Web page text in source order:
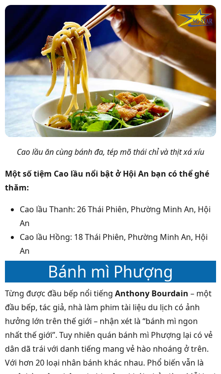
Cao lầu ăn cùng bánh đa, tép mõ thái chỉ và thịt xá xíu
Một số tiệm Cao lầu nổi bật ở Hội An bạn có thể ghé
thăm:
Cao lầu Thanh: 26 Thái Phiên, Phường Minh An, Hội
An
Cao lầu Hồng: 18 Thái Phiên, Phường Minh An, Hội
An
Bánh mì Phượng
Từng được đầu bếp nổi tiếng Anthony Bourdain – một
đầu bếp, tác giả, nhà làm phim tài liệu du lịch có ảnh
hưởng lớn trên thế giới – nhận xét là “bánh mì ngon
nhất thế giới”. Tuy nhiên quán bánh mì Phượng lại có vẻ
dân dã trái với danh tiếng mang vẻ hào nhoáng ở trên.
Với hơn 20 loại nhân bánh khác nhau. Phổ biến vẫn là